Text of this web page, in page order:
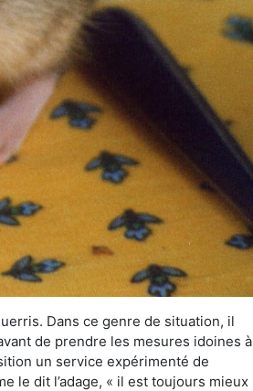
Dans ce genre de situation, il
de prendre les mesures idoines à
un service expérimenté de
le dit l’adage, « il est toujours mieux